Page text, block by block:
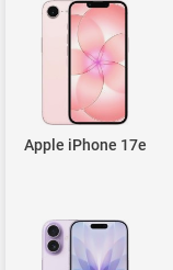
Apple iPhone 17e